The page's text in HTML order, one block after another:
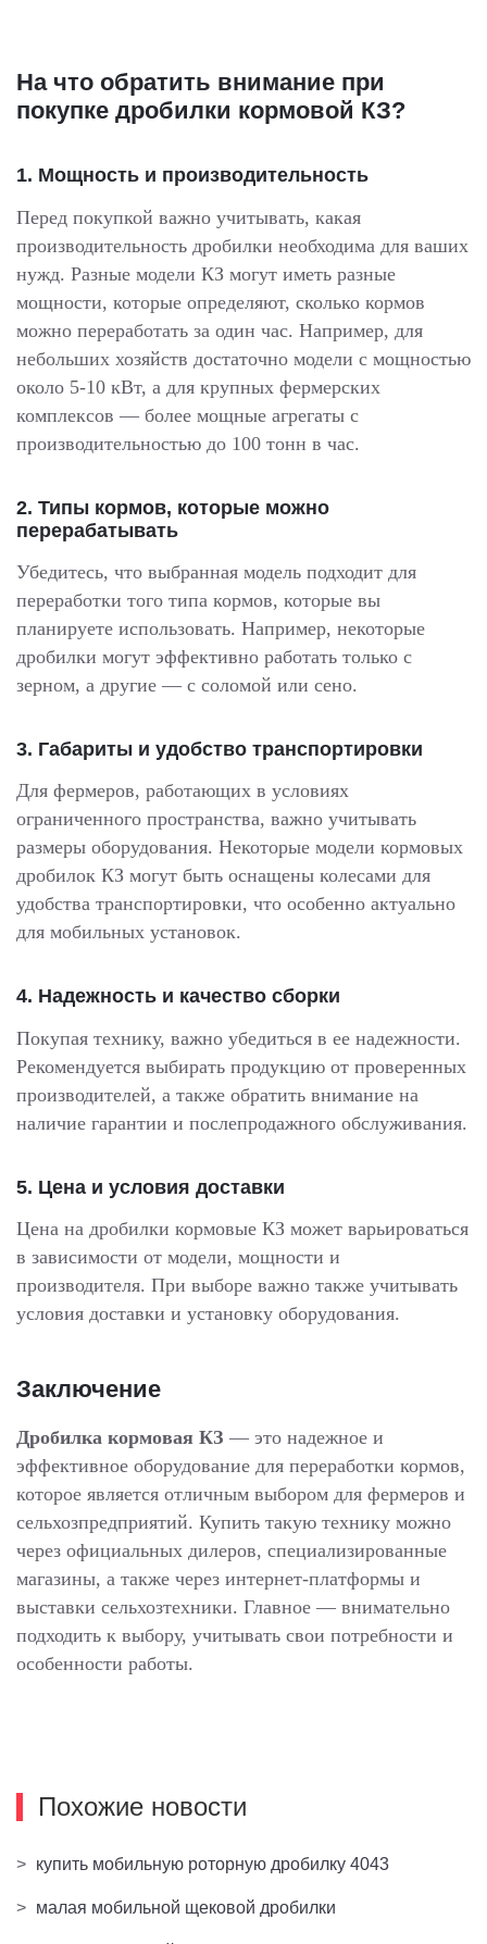
На что обратить внимание при
покупке дробилки кормовой КЗ?
1. Мощность и производительность
Перед покупкой важно учитывать, какая
производительность дробилки необходима для ваших
нужд. Разные модели КЗ могут иметь разные
мощности, которые определяют, сколько кормов
можно переработать за один час. Например, для
небольших хозяйств достаточно модели с мощностью
около 5-10 кВт, а для крупных фермерских
комплексов — более мощные агрегаты с
производительностью до 100 тонн в час.
2. Типы кормов, которые можно
перерабатывать
Убедитесь, что выбранная модель подходит для
переработки того типа кормов, которые вы
планируете использовать. Например, некоторые
дробилки могут эффективно работать только с
зерном, а другие — с соломой или сено.
3. Габариты и удобство транспортировки
Для фермеров, работающих в условиях
ограниченного пространства, важно учитывать
размеры оборудования. Некоторые модели кормовых
дробилок КЗ могут быть оснащены колесами для
удобства транспортировки, что особенно актуально
для мобильных установок.
4. Надежность и качество сборки
Покупая технику, важно убедиться в ее надежности.
Рекомендуется выбирать продукцию от проверенных
производителей, а также обратить внимание на
наличие гарантии и послепродажного обслуживания.
5. Цена и условия доставки
Цена на дробилки кормовые КЗ может варьироваться
в зависимости от модели, мощности и
производителя. При выборе важно также учитывать
условия доставки и установку оборудования.
Заключение
Дробилка кормовая КЗ — это надежное и
эффективное оборудование для переработки кормов,
которое является отличным выбором для фермеров и
сельхозпредприятий. Купить такую технику можно
через официальных дилеров, специализированные
магазины, а также через интернет-платформы и
выставки сельхозтехники. Главное — внимательно
подходить к выбору, учитывать свои потребности и
особенности работы.
Похожие новости
> купить мобильную роторную дробилку 4043
> малая мобильной щековой дробилки